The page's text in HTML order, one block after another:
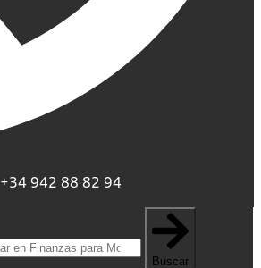
+34 942 88 82 94
Buscar